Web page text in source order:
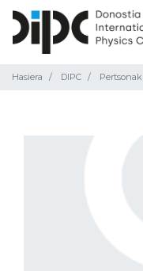
Hasiera DIPC Pertsonak